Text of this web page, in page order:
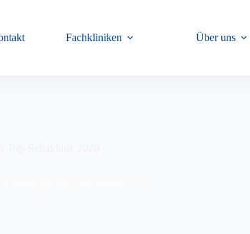
Fachkliniken Über uns